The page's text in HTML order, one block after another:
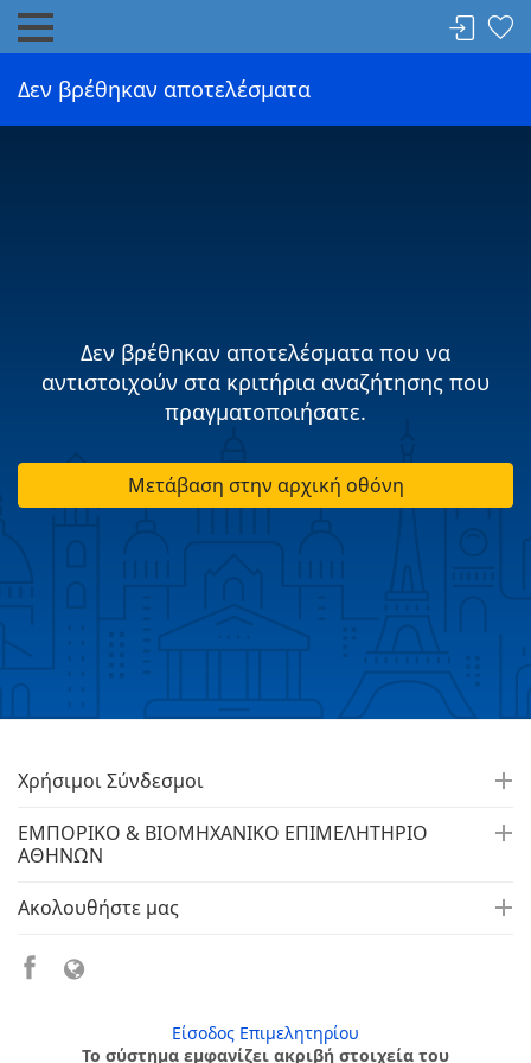
Δεν βρέθηκαν αποτελέσματα
Δεν βρέθηκαν αποτελέσματα που να
αντιστοιχούν στα κριτήρια αναζήτησης που
πραγματοποιήσατε.
Μετάβαση στην αρχική οθόνη
Χρήσιμοι Σύνδεσμοι
ΕΜΠΟΡΙΚΟ & ΒΙΟΜΗΧΑΝΙΚΟ ΕΠΙΜΕΛΗΤΗΡΙΟ
ΑΘΗΝΩΝ
Ακολουθήστε μας
Είσοδος Επιμελητηρίου
Το σύστημα εμφανίζει ακριβή στοιχεία του